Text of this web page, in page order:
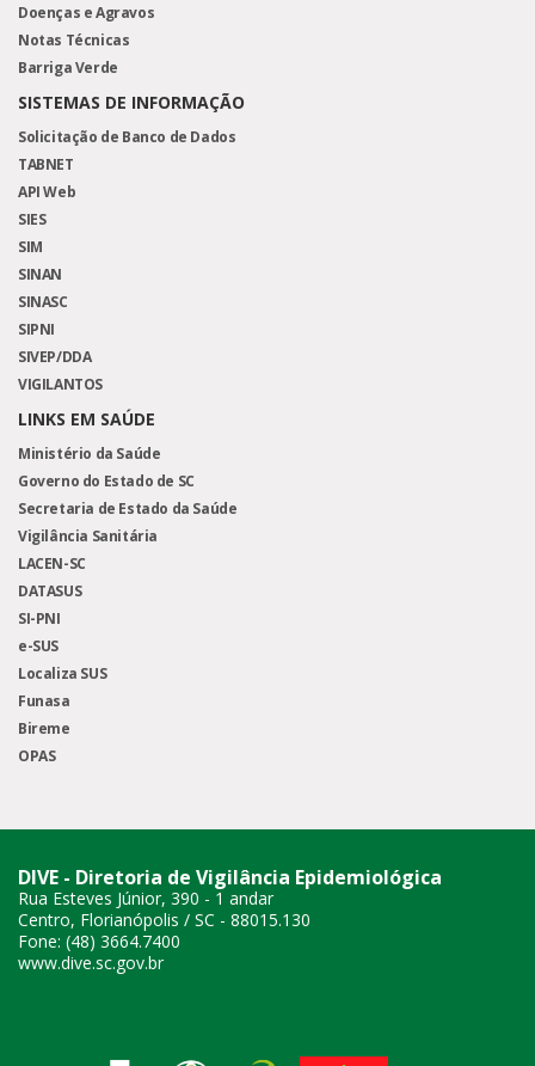
Doenças e Agravos
Notas Técnicas
Barriga Verde
SISTEMAS DE INFORMAÇÃO
Solicitação de Banco de Dados
TABNET
API Web
SIES
SIM
SINAN
SINASC
SIPNI
SIVEP/DDA
VIGILANTOS
LINKS EM SAÚDE
Ministério da Saúde
Governo do Estado de SC
Secretaria de Estado da Saúde
Vigilância Sanitária
LACEN-SC
DATASUS
SI-PNI
e-SUS
Localiza SUS
Funasa
Bireme
OPAS
DIVE - Diretoria de Vigilância Epidemiológica
Rua Esteves Júnior, 390 - 1 andar
Centro, Florianópolis / SC - 88015.130
Fone: (48) 3664.7400
www.dive.sc.gov.br